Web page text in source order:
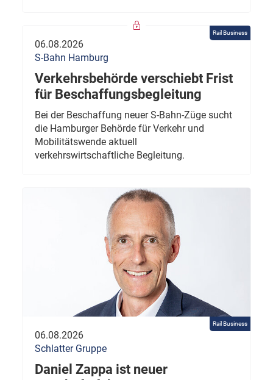
Rail Business
06.08.2026
S-Bahn Hamburg
Verkehrsbehörde verschiebt Frist
für Beschaffungsbegleitung
Bei der Beschaffung neuer S-Bahn-Züge sucht
die Hamburger Behörde für Verkehr und
Mobilitätswende aktuell
verkehrswirtschaftliche Begleitung.
Rail Business
06.08.2026
Schlatter Gruppe
Daniel Zappa ist neuer